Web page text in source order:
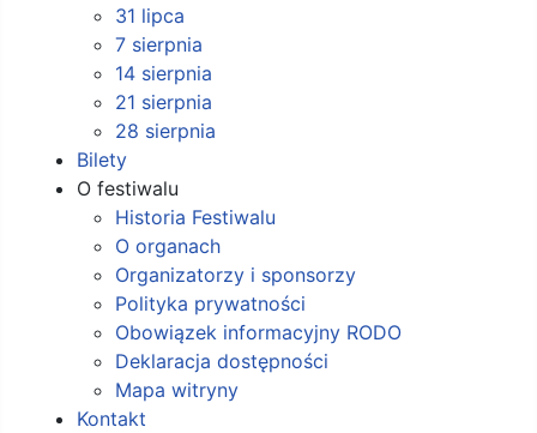
31 lipca
7 sierpnia
14 sierpnia
21 sierpnia
28 sierpnia
Bilety
O festiwalu
Historia Festiwalu
O organach
Organizatorzy i sponsorzy
Polityka prywatności
Obowiązek informacyjny RODO
Deklaracja dostępności
Mapa witryny
Kontakt